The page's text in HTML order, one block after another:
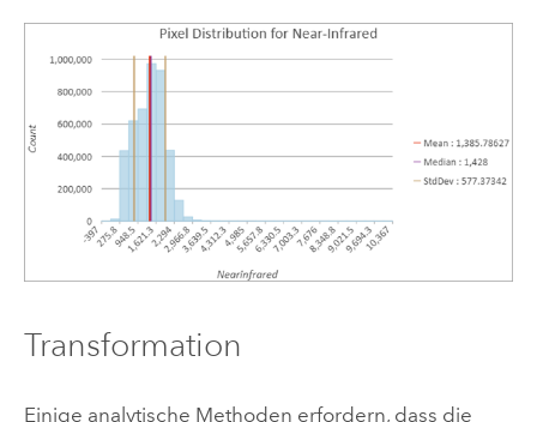
Transformation
Einige analytische Methoden erfordern, dass die